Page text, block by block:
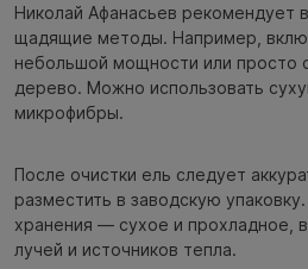
Николай Афанасьев рекомендует
щадящие методы. Например,
небольшой мощности или просто
дерево. Можно использовать
микрофибры.
После очистки ель следует
разместить в заводскую
хранения — сухое и прохладное,
лучей и источников тепла.